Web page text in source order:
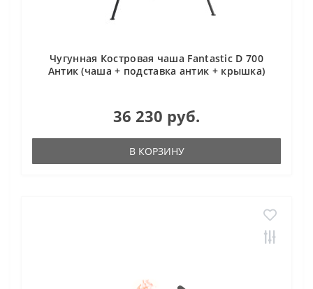
Чугунная Костровая чаша Fantastic D 700
Антик (чаша + подставка антик + крышка)
36 230 руб.
В КОРЗИНУ